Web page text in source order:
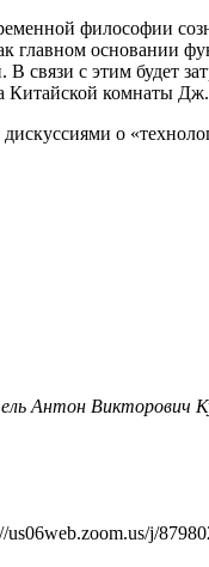
философии
главном основании
с этим будет
Китайской комнаты
о
Антон Викторович
j/